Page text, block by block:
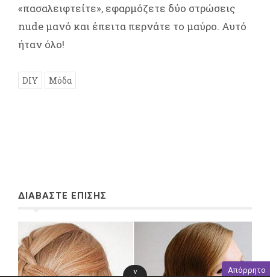
«πασαλειφτείτε», εφαρμόζετε δύο στρώσεις
nude μανό και έπειτα περνάτε το μαύρο. Αυτό
ήταν όλο!
DIY Μόδα
ΔΙΑΒΑΣΤΕ ΕΠΙΣΗΣ
Απόρρητο
v